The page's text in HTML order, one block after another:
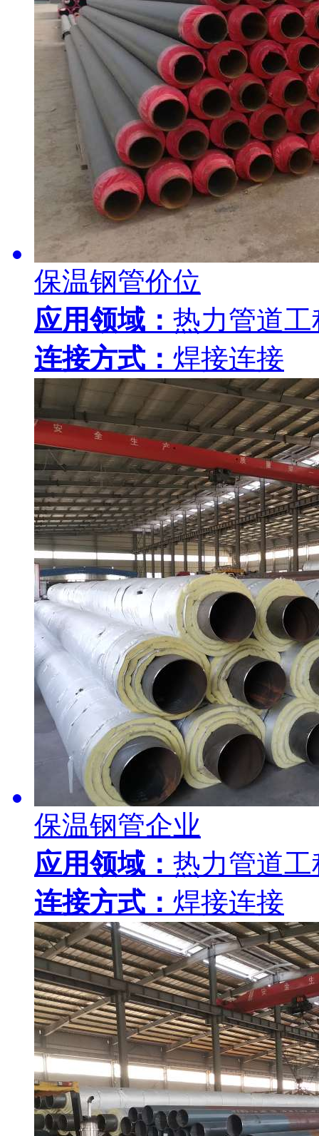
保温钢管价位
应用领域： 热力管道工
连接方式： 焊接连接
保温钢管企业
应用领域： 热力管道工
连接方式： 焊接连接